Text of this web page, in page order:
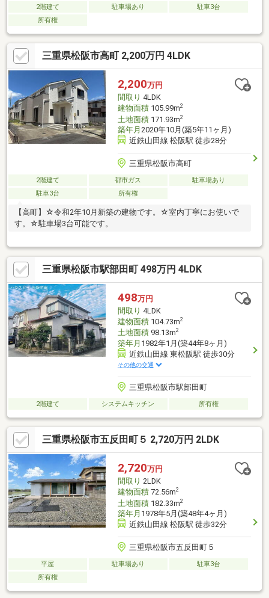
2階建て 駐車場あり
駐車3台
所有権
三重県松阪市高町 2,200万円 4LDK
2,200万円
間取り 4LDK
建物面積105.99m2
土地面積171.93m2
築年月 2020年10月(築5年11ヶ月)
近鉄山田線 松阪駅 徒歩28分
三重県松阪市高町
2階建て 都市ガス
駐車場あり
駐車3台
所有権
【高町】☆令和2年10月新築の建物です。☆室内丁寧にお使いで
す。☆駐車場3台可能です。
三重県松阪市駅部田町 498万円 4LDK
498万円
間取り 4LDK
建物面積104.73m2
土地面積98.13m2
築年月 1982年1月(築44年8ヶ月)
近鉄山田線 東松阪駅 徒歩30分
その他の交通
三重県松阪市駅部田町
2階建て システムキッチン 所有権
三重県松阪市五反田町５ 2,720万円 2LDK
2,720万円
間取り 2LDK
建物面積72.56m2
土地面積182.33m2
築年月 1978年5月(築48年4ヶ月)
近鉄山田線 松阪駅 徒歩32分
三重県松阪市五反田町５
平屋 駐車場あり
駐車3台
所有権